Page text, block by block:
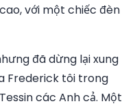
với một chiếc đèn
đã dừng lại xung
Frederick tôi trong
các Anh cả. Một